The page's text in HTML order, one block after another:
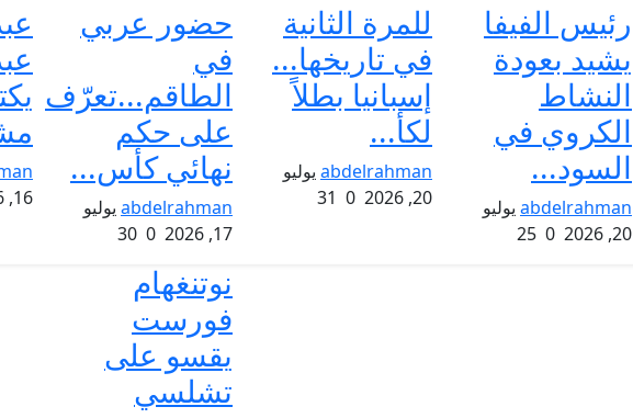
رئيس الفيفا
يشيد بعودة
النشاط
الكروي في
السود...
abdelrahman يوليو
20, 2026
للمرة الثانية
في تاريخها...
إسبانيا بطلاً
لكأ...
abdelrahman يوليو
20, 2026
حضور عربي
في
الطاقم...تعرّف
على حكم
نهائي كأس...
abdelrahman يوليو
17, 2026
16, 2026
نوتنغهام
فورست
يقسو على
تشلسي